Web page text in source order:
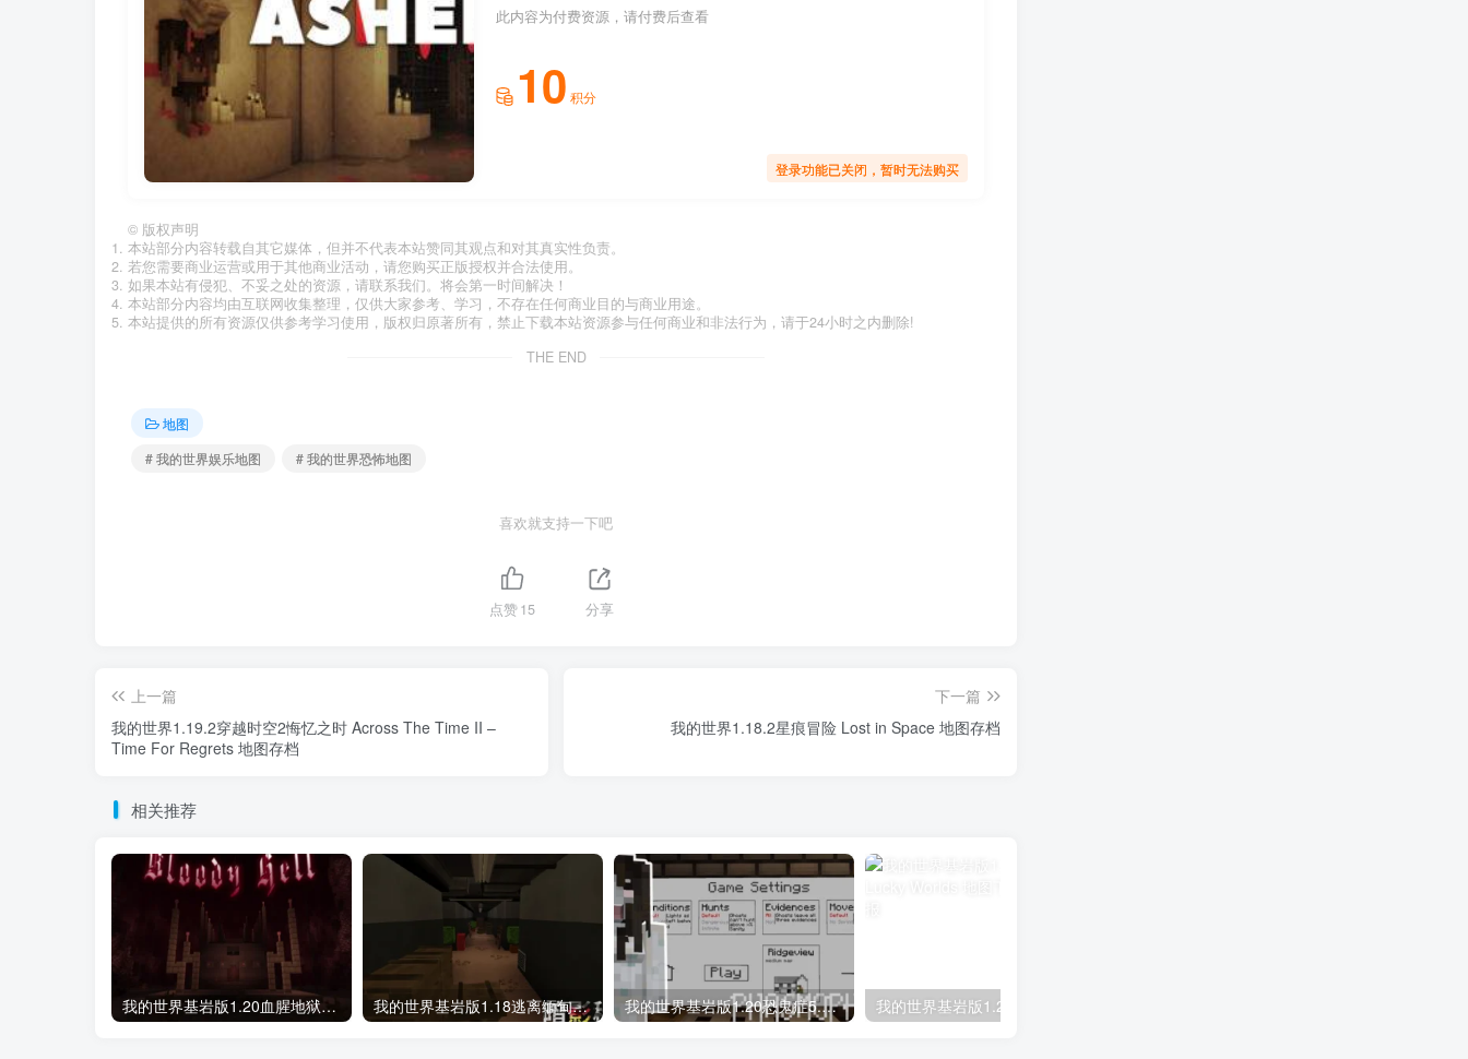
此内容为付费资源，请付费后查看
10 积分
登录功能已关闭，暂时无法购买
© 版权声明
本站部分内容转载自其它媒体，但并不代表本站赞同其观点和对其真实性负责。
若您需要商业运营或用于其他商业活动，请您购买正版授权并合法使用。
如果本站有侵犯、不妥之处的资源，请联系我们。将会第一时间解决！
本站部分内容均由互联网收集整理，仅供大家参考、学习，不存在任何商业目的与商业用途。
本站提供的所有资源仅供参考学习使用，版权归原著所有，禁止下载本站资源参与任何商业和非法行为，请于24小时之内删除!
THE END
地图
# 我的世界娱乐地图
# 我的世界恐怖地图
喜欢就支持一下吧
点赞15 分享
上一篇
我的世界1.19.2穿越时空2悔忆之时 Across The Time II –
Time For Regrets 地图存档
下一篇
我的世界1.18.2星痕冒险 Lost in Space 地图存档
相关推荐
我的世界基岩版1.20血腥地狱-极致视觉+心理二合一地图存档下载 我的世界基岩版1.18逃离缅甸诈骗-暗影秘网地图存档下载 我的世界基岩版1.20恐鬼症5.0地图存档下载